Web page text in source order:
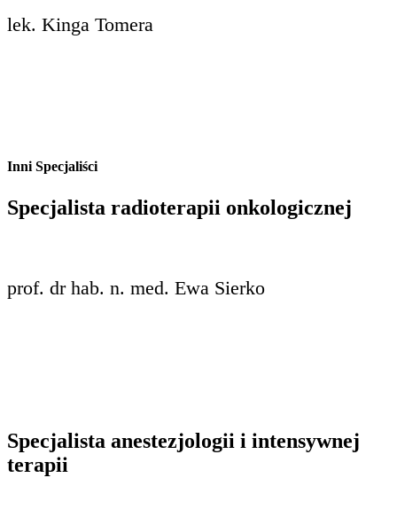
lek. Kinga Tomera
Inni Specjaliści
Specjalista radioterapii onkologicznej
prof. dr hab. n. med. Ewa Sierko
Specjalista anestezjologii i intensywnej
terapii